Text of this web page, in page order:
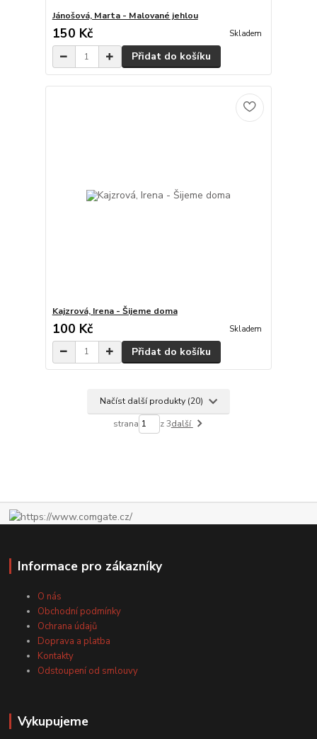
Jánošová, Marta - Malované jehlou
150 Kč Skladem
Přidat do košíku
Kajzrová, Irena - Šijeme doma
100 Kč Skladem
Přidat do košíku
Načíst další produkty (20)
strana z 3další
Informace pro zákazníky
O nás
Obchodní podmínky
Ochrana údajů
Doprava a platba
Kontakty
Odstoupení od smlouvy
Vykupujeme